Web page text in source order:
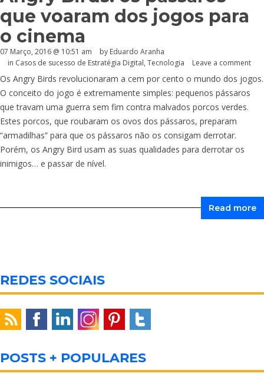
que voaram dos jogos para
o cinema
07 Março, 2016 @ 10:51 am by Eduardo Aranha
in Casos de sucesso de Estratégia Digital, Tecnologia Leave a comment
Os Angry Birds revolucionaram a cem por cento o mundo dos jogos.
O conceito do jogo é extremamente simples: pequenos pássaros
que travam uma guerra sem fim contra malvados porcos verdes.
Estes porcos, que roubaram os ovos dos pássaros, preparam
“armadilhas” para que os pássaros não os consigam derrotar.
Porém, os Angry Bird usam as suas qualidades para derrotar os
inimigos… e passar de nível.
Read more
REDES SOCIAIS
POSTS + POPULARES